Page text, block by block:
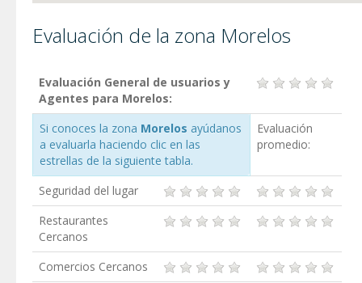
Evaluación de la zona Morelos
Evaluación General de usuarios y
Agentes para Morelos:
Si conoces la zona Morelos ayúdanos
a evaluarla haciendo clic en las
estrellas de la siguiente tabla.
Evaluación
promedio:
Seguridad del lugar
Restaurantes
Cercanos
Comercios Cercanos